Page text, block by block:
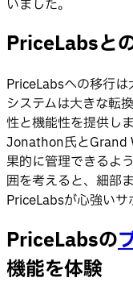
いました。
PriceLabsと
PriceLabsへの移行
システムは大きな転
性と機能性を提供し
Jonathon氏とGrand
果的に管理できるよ
囲を考えると、細部
PriceLabsが心強いサ
PriceLabsの
機能を体験